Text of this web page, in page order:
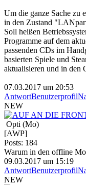
Um die ganze Sache zu
in den Zustand
Soll heißen
Programme auf dem
passenden CDs im
basierten Spiele und
aktualisieren und in den
07.03.2017 um 20:53
AntwortBenutzerprofil
NEW
Opti (Mo)
[AWP]
Posts: 184
Warum in den offline
09.03.2017 um 15:19
AntwortBenutzerprofil
NEW